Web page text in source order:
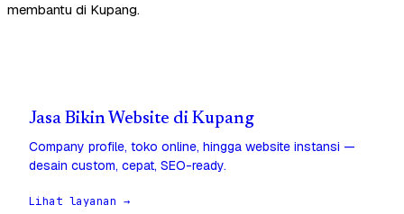
membantu di Kupang.
Jasa Bikin Website di Kupang
Company profile, toko online, hingga website instansi —
desain custom, cepat, SEO-ready.
Lihat layanan →